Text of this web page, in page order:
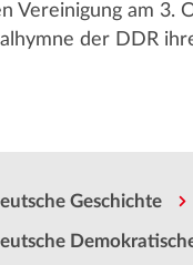
Vereinigung am 3.
der DDR
Geschichte